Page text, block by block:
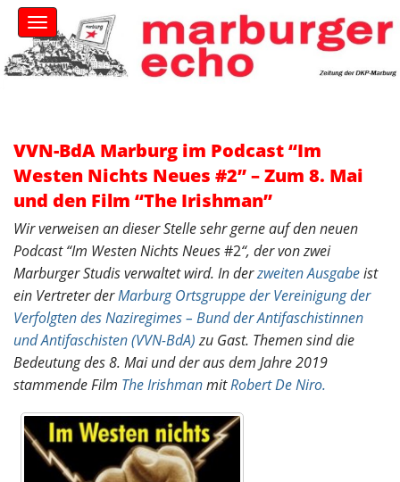
M
a
i
n
k
i
p
o
t
e
n
t
VVN-BdA Marburg im Podcast “Im
Westen Nichts Neues #2” – Zum 8. Mai
und den Film “The Irishman”
Wir verweisen an dieser Stelle sehr gerne auf den neuen
Podcast “Im Westen Nichts Neues#2“, der von zwei
Marburger Studis verwaltet wird. In derzweiten Ausgabeist
ein Vertreter derMarburg Ortsgruppe der Vereinigung der
Verfolgten des Naziregimes – Bund der Antifaschistinnen
und Antifaschisten (VVN-BdA)zu Gast. Themen sind die
Bedeutung des 8. Mai und der aus dem Jahre 2019
stammende Film The IrishmanmitRobert De Niro.